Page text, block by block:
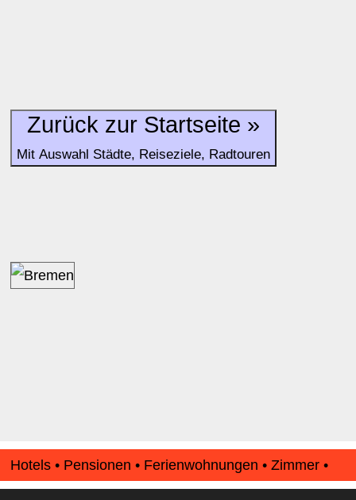
Zurück zur Startseite »
Mit Auswahl Städte, Reiseziele, Radtouren
Hotels • Pensionen • Ferienwohnungen • Zimmer •
Apartments • www.Finde-Unterkunft.de